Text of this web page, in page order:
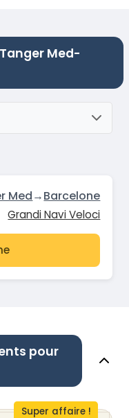
Med-
Med→Barcelone
Grandi Navi Veloci
pour
Super affaire !